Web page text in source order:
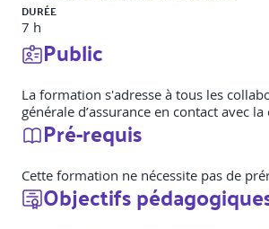
DURÉE
7 h
Public
La formation s'adresse à tous les
générale d’assurance en contact avec la
Pré-requis
Cette formation ne nécessite pas de
Objectifs